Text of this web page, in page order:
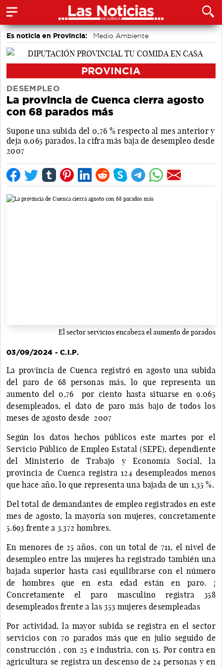
Es noticia en Provincia:
Medio Ambiente
accidentes laborales
PROVINCIA
DESEMPLEO
La provincia de Cuenca cierra agosto
con 68 parados más
Supone una subida del 0,76 % respecto al mes anterior y
deja 9.065 parados, la cifra más baja de desempleo desde
2007
El sector servicios encabeza el aumento de parados
03/09/2024 - C.I.P.
La provincia de Cuenca registró en agosto una subida
del paro de 68 personas más, lo que representa un
aumento del 0,76 por ciento hasta situarse en 9.065
desempleados, el dato de paro más bajo de todos los
meses de agosto desde 2007
Según los datos hechos públicos este martes por el
Servicio Público de Empleo Estatal (SEPE), dependiente
del Ministerio de Trabajo y Economía Social, la
provincia de Cuenca registra 124 desempleados menos
que hace año, lo que representa una bajada de un 1,35 %.
Del total de demandantes de empleo registrados en este
mes de agosto, la mayoría son mujeres, concretamente
5.693 frente a 3.372 hombres.
En menores de 25 años, con un total de 711, el nivel de
desempleo entre las mujeres ha registrado también una
bajada superior hasta casi equilibrarse con el número
de hombres que en esta edad están en paro. ¡
Concretamente el paro masculino registra 358
desempleados frente a las 353 mujeres desempleadas
Por actividad, la mayor subida se registra en el sector
servicios con 70 parados más que en julio seguido de
construcción , con 25 e industria, con 15. Por contra en
agricultura se registra un descenso de 24 personas y en